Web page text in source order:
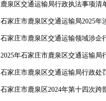
鹿泉区交通运输局行政执法事项清
石家庄市鹿泉区交通运输局2025年
石家庄市鹿泉区交通运输领域涉企
2025年石家庄市鹿泉区交通运输局
石家庄市鹿泉区交通运输局行政处
石家庄市鹿泉区2024年第十四次跨